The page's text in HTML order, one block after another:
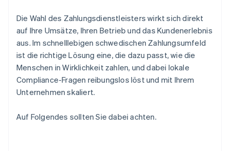
Die Wahl des Zahlungsdienstleisters wirkt sich direkt
auf Ihre Umsätze, Ihren Betrieb und das Kundenerlebnis
aus. Im schnelllebigen schwedischen Zahlungsumfeld
ist die richtige Lösung eine, die dazu passt, wie die
Menschen in Wirklichkeit zahlen, und dabei lokale
Compliance-Fragen reibungslos löst und mit Ihrem
Unternehmen skaliert.
Auf Folgendes sollten Sie dabei achten.